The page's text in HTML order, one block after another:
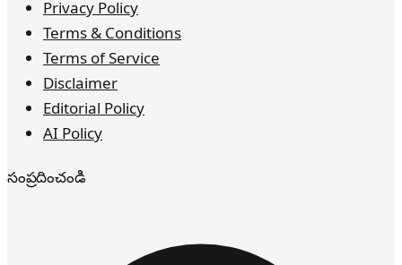
Privacy Policy
Terms & Conditions
Terms of Service
Disclaimer
Editorial Policy
AI Policy
సంప్రదించండి